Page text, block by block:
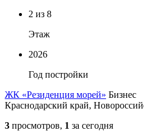
2 из 8
Этаж
2026
Год постройки
ЖК «Резиденция морей» Бизнес
Краснодарский край,
3 просмотров, 1 за сегодня